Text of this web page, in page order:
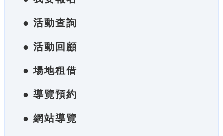
● 活動查詢
● 活動回顧
● 場地租借
● 導覽預約
● 網站導覽